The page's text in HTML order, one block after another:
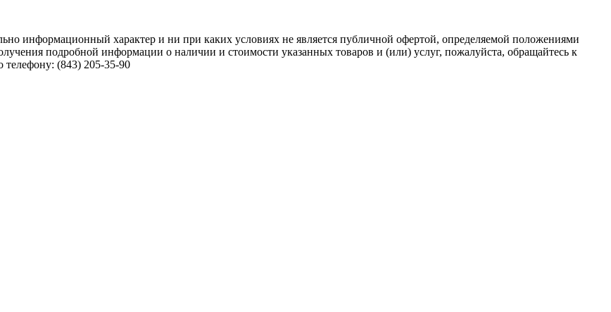
информационный характер и ни при каких условиях не является публичной офертой, определяемой положениями
подробной информации о наличии и стоимости указанных товаров и (или) услуг, пожалуйста, обращайтесь к
(843) 205-35-90